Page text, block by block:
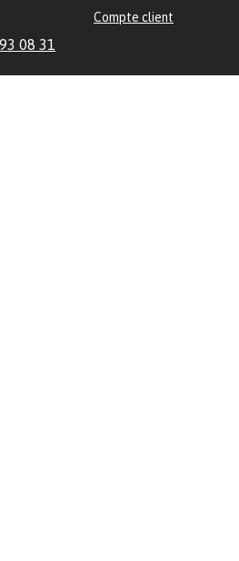
Compte client
08 31